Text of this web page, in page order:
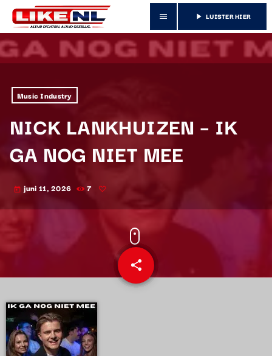
menu play_arrow LUISTER HIER
Music Industry
NICK LANKHUIZEN – IK
GA NOG NIET MEE
today juni 11, 2026 7
share
email